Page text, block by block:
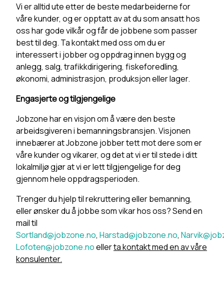
Vi er alltid ute etter de beste medarbeiderne for
våre kunder, og er opptatt av at du som ansatt hos
oss har gode vilkår og får de jobbene som passer
best til deg. Ta kontakt med oss om du er
interessert i jobber og oppdrag innen bygg og
anlegg, salg, trafikkdirigering, fiskeforedling,
økonomi, administrasjon, produksjon eller lager.
Engasjerte og tilgjengelige
Jobzone har en visjon om å være den beste
arbeidsgiveren i bemanningsbransjen. Visjonen
innebærer at Jobzone jobber tett mot dere som er
våre kunder og vikarer, og det at vi er til stede i ditt
lokalmiljø gjør at vi er lett tilgjengelige for deg
gjennom hele oppdragsperioden.
Trenger du hjelp til rekruttering eller bemanning,
eller ønsker du å jobbe som vikar hos oss? Send en
mail til
Sortland@jobzone.no, Harstad@jobzone.no,
Lofoten@jobzone.noellerta kontakt med en av våre
konsulenter.